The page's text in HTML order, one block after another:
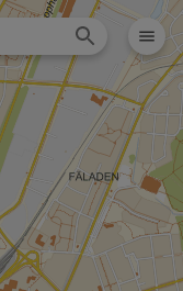
Dela karta (lång
url)
Dela karta
Skriv ut
Om kartan
Kristianstad
Rita